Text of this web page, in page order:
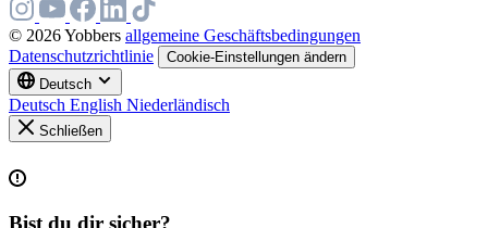
© 2026 Yobbers allgemeine Geschäftsbedingungen
Datenschutzrichtlinie
Cookie-Einstellungen ändern
Deutsch
Deutsch English Niederländisch
Schließen
Bist du dir sicher?